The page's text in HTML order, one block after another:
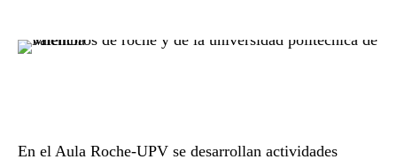
En el Aula Roche-UPV se desarrollan actividades